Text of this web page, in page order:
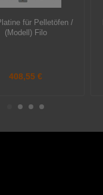
für Pelletöfen /
(Modell) Filo
408,55 €